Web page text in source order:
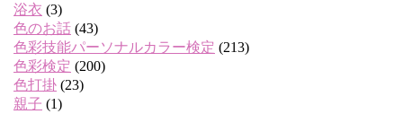
浴衣 (3)
色のお話 (43)
色彩技能パーソナルカラー検定 (213)
色彩検定 (200)
色打掛 (23)
親子 (1)